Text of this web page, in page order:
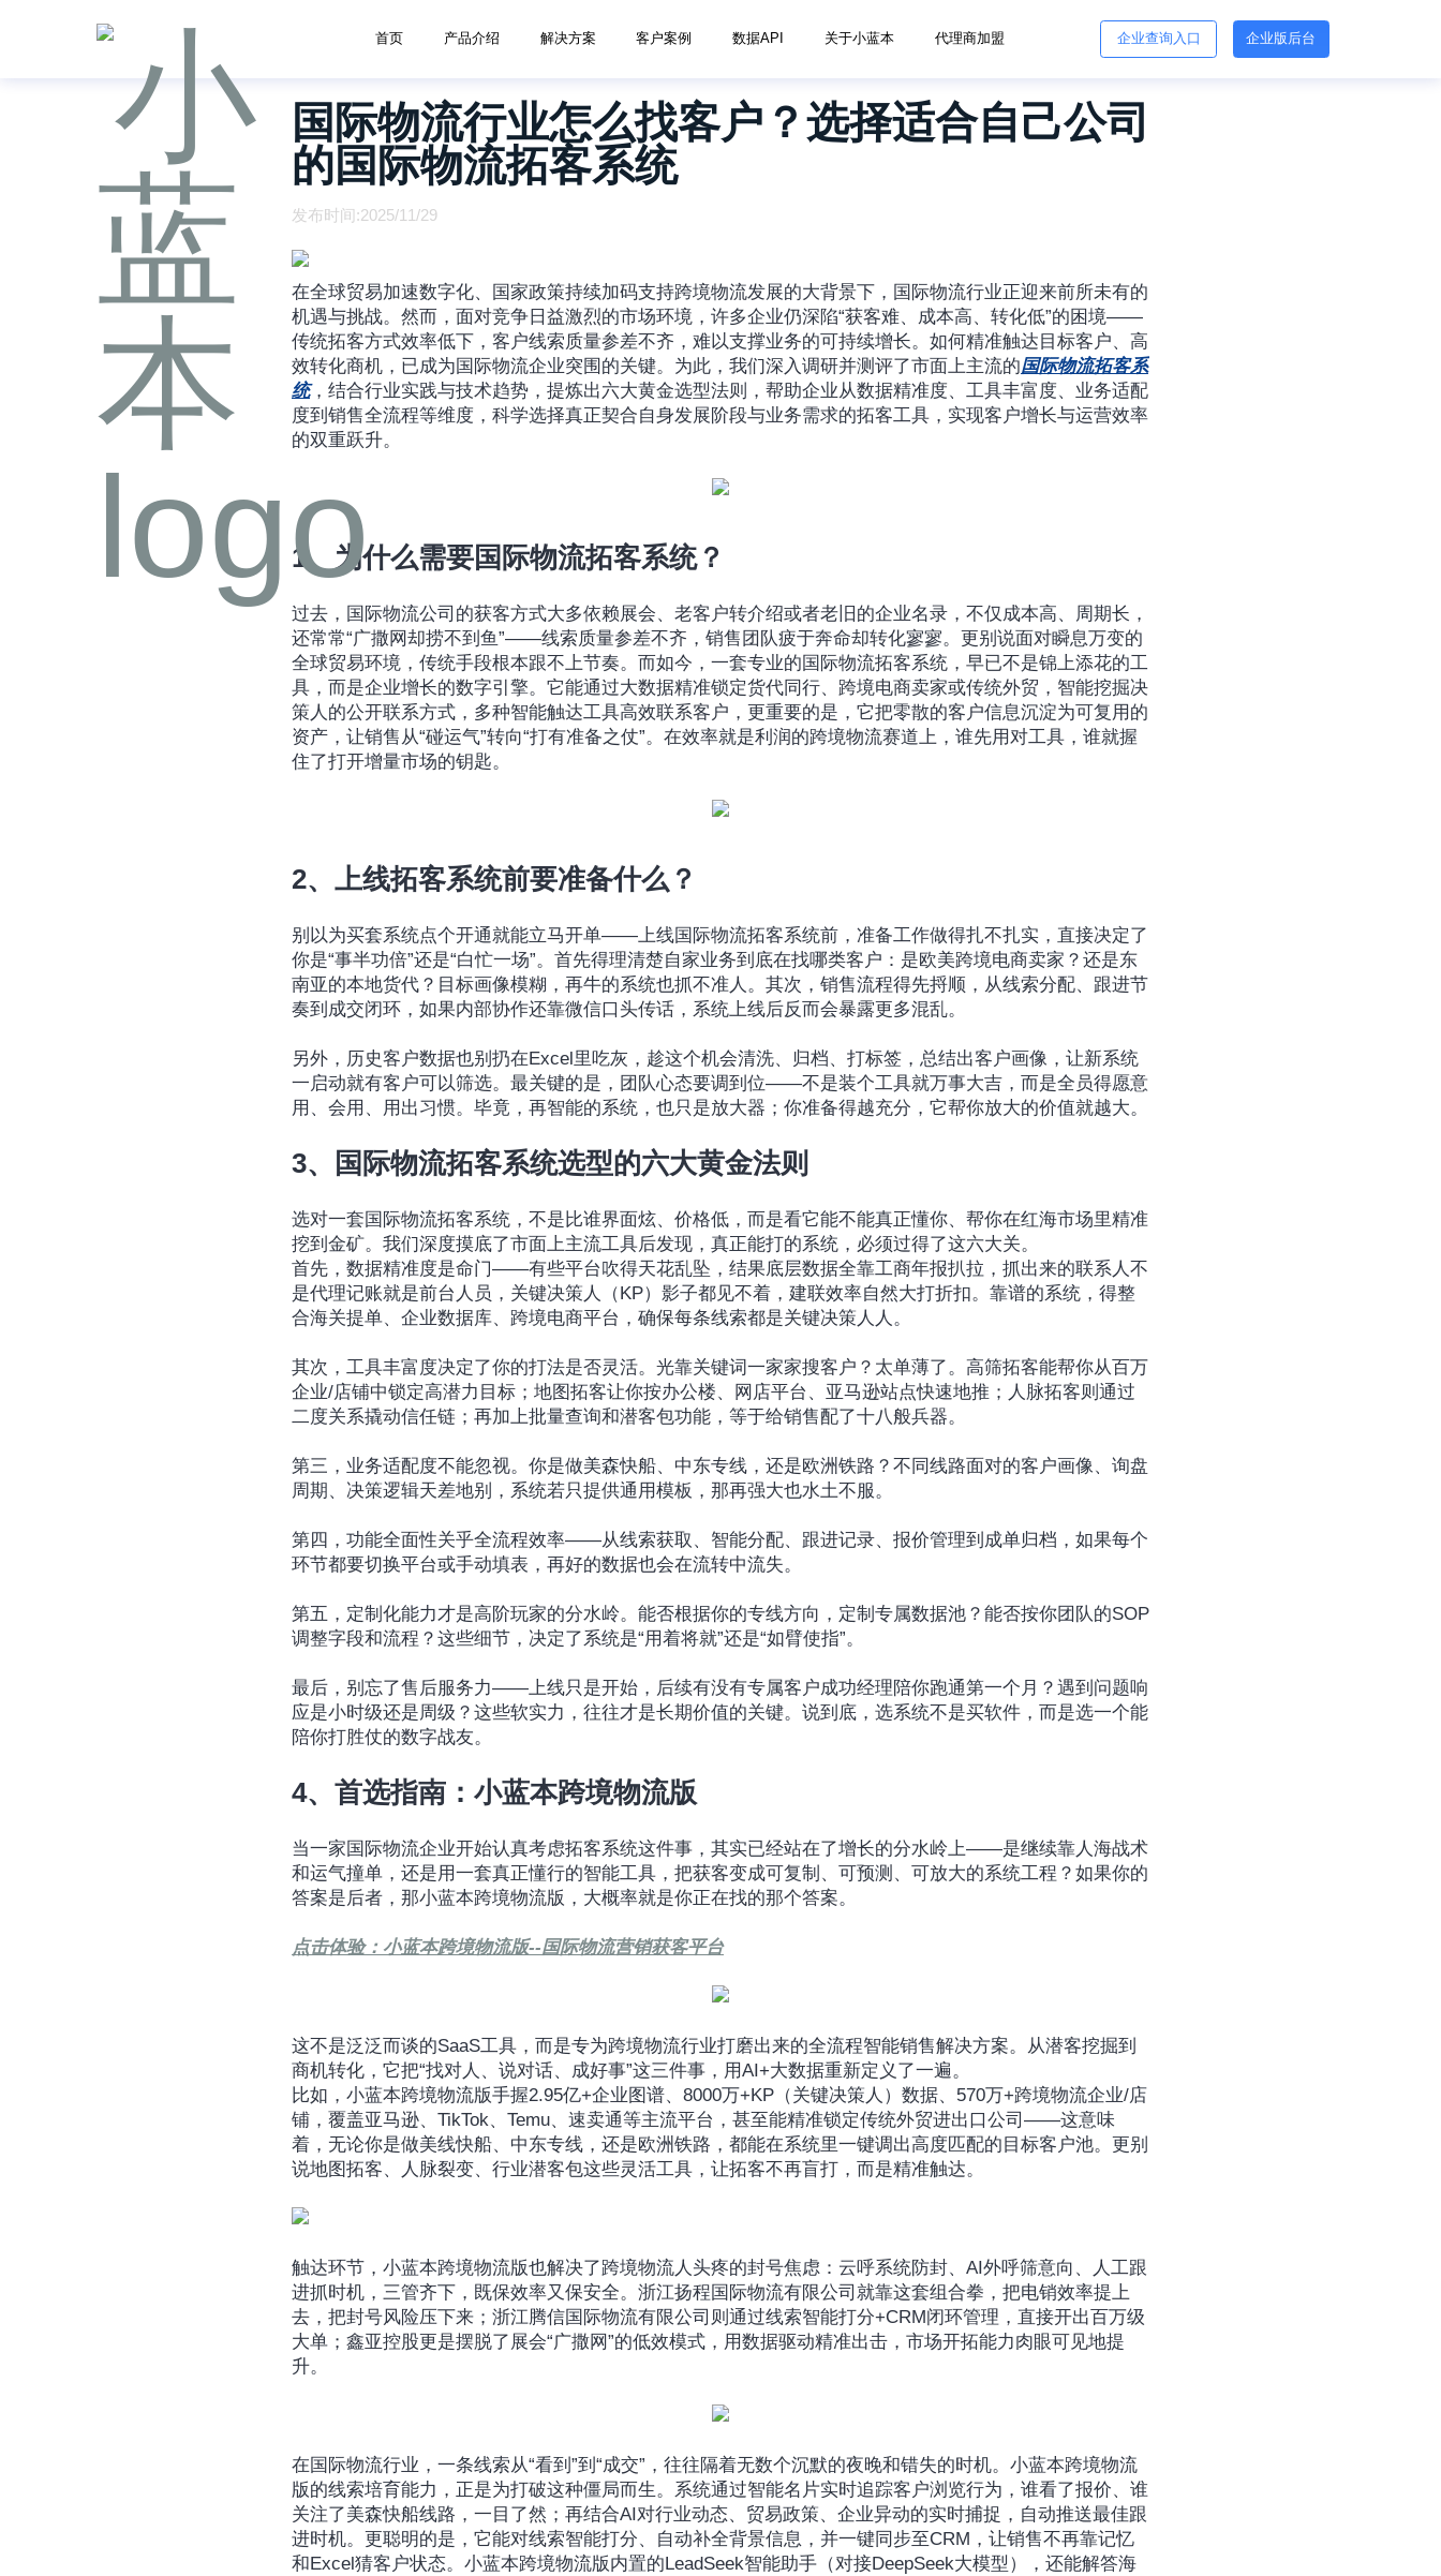
首页 产品介绍 解决方案 客户案例 数据API 关于小蓝本 代理商加盟 企业查询入口 企业版后台
国际物流行业怎么找客户？选择适合自己公司
的国际物流拓客系统
发布时间:2025/11/29
在全球贸易加速数字化、国家政策持续加码支持跨境物流发展的大背景下，国际物流行业正迎来前所未有的
机遇与挑战。然而，面对竞争日益激烈的市场环境，许多企业仍深陷“获客难、成本高、转化低”的困境——
传统拓客方式效率低下，客户线索质量参差不齐，难以支撑业务的可持续增长。如何精准触达目标客户、高
效转化商机，已成为国际物流企业突围的关键。为此，我们深入调研并测评了市面上主流的国际物流拓客系
统，结合行业实践与技术趋势，提炼出六大黄金选型法则，帮助企业从数据精准度、工具丰富度、业务适配
度到销售全流程等维度，科学选择真正契合自身发展阶段与业务需求的拓客工具，实现客户增长与运营效率
的双重跃升。
1、为什么需要国际物流拓客系统？
过去，国际物流公司的获客方式大多依赖展会、老客户转介绍或者老旧的企业名录，不仅成本高、周期长，
还常常“广撒网却捞不到鱼”——线索质量参差不齐，销售团队疲于奔命却转化寥寥。更别说面对瞬息万变的
全球贸易环境，传统手段根本跟不上节奏。而如今，一套专业的国际物流拓客系统，早已不是锦上添花的工
具，而是企业增长的数字引擎。它能通过大数据精准锁定货代同行、跨境电商卖家或传统外贸，智能挖掘决
策人的公开联系方式，多种智能触达工具高效联系客户，更重要的是，它把零散的客户信息沉淀为可复用的
资产，让销售从“碰运气”转向“打有准备之仗”。在效率就是利润的跨境物流赛道上，谁先用对工具，谁就握
住了打开增量市场的钥匙。
2、上线拓客系统前要准备什么？
别以为买套系统点个开通就能立马开单——上线国际物流拓客系统前，准备工作做得扎不扎实，直接决定了
你是“事半功倍”还是“白忙一场”。首先得理清楚自家业务到底在找哪类客户：是欧美跨境电商卖家？还是东
南亚的本地货代？目标画像模糊，再牛的系统也抓不准人。其次，销售流程得先捋顺，从线索分配、跟进节
奏到成交闭环，如果内部协作还靠微信口头传话，系统上线后反而会暴露更多混乱。
另外，历史客户数据也别扔在Excel里吃灰，趁这个机会清洗、归档、打标签，总结出客户画像，让新系统
一启动就有客户可以筛选。最关键的是，团队心态要调到位——不是装个工具就万事大吉，而是全员得愿意
用、会用、用出习惯。毕竟，再智能的系统，也只是放大器；你准备得越充分，它帮你放大的价值就越大。
3、国际物流拓客系统选型的六大黄金法则
选对一套国际物流拓客系统，不是比谁界面炫、价格低，而是看它能不能真正懂你、帮你在红海市场里精准
挖到金矿。我们深度摸底了市面上主流工具后发现，真正能打的系统，必须过得了这六大关。
首先，数据精准度是命门——有些平台吹得天花乱坠，结果底层数据全靠工商年报扒拉，抓出来的联系人不
是代理记账就是前台人员，关键决策人（KP）影子都见不着，建联效率自然大打折扣。靠谱的系统，得整
合海关提单、企业数据库、跨境电商平台，确保每条线索都是关键决策人人。
其次，工具丰富度决定了你的打法是否灵活。光靠关键词一家家搜客户？太单薄了。高筛拓客能帮你从百万
企业/店铺中锁定高潜力目标；地图拓客让你按办公楼、网店平台、亚马逊站点快速地推；人脉拓客则通过
二度关系撬动信任链；再加上批量查询和潜客包功能，等于给销售配了十八般兵器。
第三，业务适配度不能忽视。你是做美森快船、中东专线，还是欧洲铁路？不同线路面对的客户画像、询盘
周期、决策逻辑天差地别，系统若只提供通用模板，那再强大也水土不服。
第四，功能全面性关乎全流程效率——从线索获取、智能分配、跟进记录、报价管理到成单归档，如果每个
环节都要切换平台或手动填表，再好的数据也会在流转中流失。
第五，定制化能力才是高阶玩家的分水岭。能否根据你的专线方向，定制专属数据池？能否按你团队的SOP
调整字段和流程？这些细节，决定了系统是“用着将就”还是“如臂使指”。
最后，别忘了售后服务力——上线只是开始，后续有没有专属客户成功经理陪你跑通第一个月？遇到问题响
应是小时级还是周级？这些软实力，往往才是长期价值的关键。说到底，选系统不是买软件，而是选一个能
陪你打胜仗的数字战友。
4、首选指南：小蓝本跨境物流版
当一家国际物流企业开始认真考虑拓客系统这件事，其实已经站在了增长的分水岭上——是继续靠人海战术
和运气撞单，还是用一套真正懂行的智能工具，把获客变成可复制、可预测、可放大的系统工程？如果你的
答案是后者，那小蓝本跨境物流版，大概率就是你正在找的那个答案。
点击体验：小蓝本跨境物流版--国际物流营销获客平台
这不是泛泛而谈的SaaS工具，而是专为跨境物流行业打磨出来的全流程智能销售解决方案。从潜客挖掘到
商机转化，它把“找对人、说对话、成好事”这三件事，用AI+大数据重新定义了一遍。
比如，小蓝本跨境物流版手握2.95亿+企业图谱、8000万+KP（关键决策人）数据、570万+跨境物流企业/店
铺，覆盖亚马逊、TikTok、Temu、速卖通等主流平台，甚至能精准锁定传统外贸进出口公司——这意味
着，无论你是做美线快船、中东专线，还是欧洲铁路，都能在系统里一键调出高度匹配的目标客户池。更别
说地图拓客、人脉裂变、行业潜客包这些灵活工具，让拓客不再盲打，而是精准触达。
触达环节，小蓝本跨境物流版也解决了跨境物流人头疼的封号焦虑：云呼系统防封、AI外呼筛意向、人工跟
进抓时机，三管齐下，既保效率又保安全。浙江扬程国际物流有限公司就靠这套组合拳，把电销效率提上
去，把封号风险压下来；浙江腾信国际物流有限公司则通过线索智能打分+CRM闭环管理，直接开出百万级
大单；鑫亚控股更是摆脱了展会“广撒网”的低效模式，用数据驱动精准出击，市场开拓能力肉眼可见地提
升。
在国际物流行业，一条线索从“看到”到“成交”，往往隔着无数个沉默的夜晚和错失的时机。小蓝本跨境物流
版的线索培育能力，正是为打破这种僵局而生。系统通过智能名片实时追踪客户浏览行为，谁看了报价、谁
关注了美森快船线路，一目了然；再结合AI对行业动态、贸易政策、企业异动的实时捕捉，自动推送最佳跟
进时机。更聪明的是，它能对线索智能打分、自动补全背景信息，并一键同步至CRM，让销售不再靠记忆
和Excel猜客户状态。小蓝本跨境物流版内置的LeadSeek智能助手（对接DeepSeek大模型），还能解答海